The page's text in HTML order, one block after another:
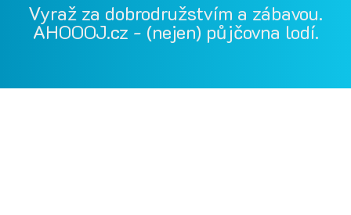
Vyraž za dobrodružstvím a zábavou.
AHOOOJ.cz - (nejen) půjčovna lodí.